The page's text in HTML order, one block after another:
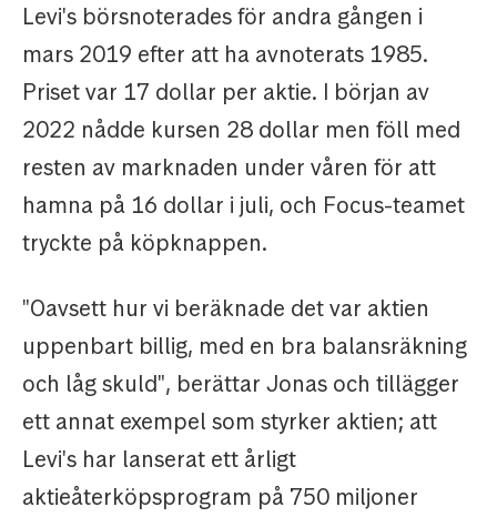
Levi's börsnoterades för andra gången i
mars 2019 efter att ha avnoterats 1985.
Priset var 17 dollar per aktie. I början av
2022 nådde kursen 28 dollar men föll med
resten av marknaden under våren för att
hamna på 16 dollar i juli, och Focus-teamet
tryckte på köpknappen.
"Oavsett hur vi beräknade det var aktien
uppenbart billig, med en bra balansräkning
och låg skuld", berättar Jonas och tillägger
ett annat exempel som styrker aktien; att
Levi's har lanserat ett årligt
aktieåterköpsprogram på 750 miljoner